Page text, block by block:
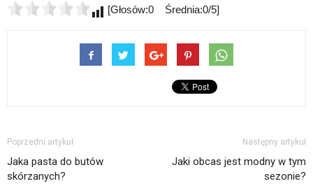
[Głosów:0 Średnia:0/5]
Poprzedni artykuł
Jaka pasta do butów
skórzanych?
Następny artykuł
Jaki obcas jest modny w tym
sezonie?